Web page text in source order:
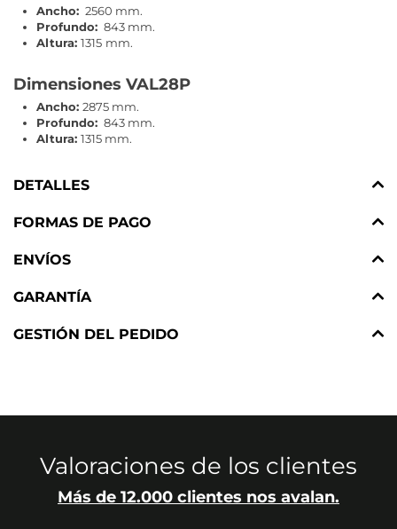
Ancho: 2560 mm.
Profundo: 843 mm.
Altura: 1315 mm.
Dimensiones VAL28P
Ancho: 2875 mm.
Profundo: 843 mm.
Altura: 1315 mm.
DETALLES
FORMAS DE PAGO
ENVÍOS
GARANTÍA
GESTIÓN DEL PEDIDO
Valoraciones de los clientes
Más de 12.000 clientes nos avalan.